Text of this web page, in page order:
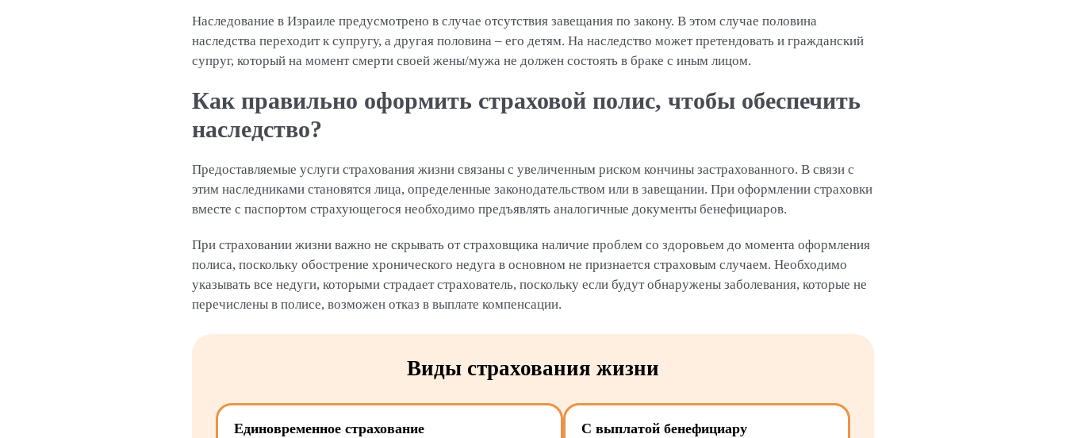
Наследование в Израиле предусмотрено в случае отсутствия завещания по закону. В этом случае половина
наследства переходит к супругу, а другая половина – его детям. На наследство может претендовать и гражданский
супруг, который на момент смерти своей жены/мужа не должен состоять в браке с иным лицом.
Как правильно оформить страховой полис, чтобы обеспечить
наследство?
Предоставляемые услуги страхования жизни связаны с увеличенным риском кончины застрахованного. В связи с
этим наследниками становятся лица, определенные законодательством или в завещании. При оформлении страховки
вместе с паспортом страхующегося необходимо предъявлять аналогичные документы бенефициаров.
При страховании жизни важно не скрывать от страховщика наличие проблем со здоровьем до момента оформления
полиса, поскольку обострение хронического недуга в основном не признается страховым случаем. Необходимо
указывать все недуги, которыми страдает страхователь, поскольку если будут обнаружены заболевания, которые не
перечислены в полисе, возможен отказ в выплате компенсации.
Виды страхования жизни
Единовременное страхование С выплатой бенефициару